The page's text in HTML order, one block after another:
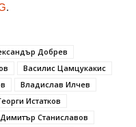
.
Добрев
Василис Цамцукакис
Владислав Илчев
Истатков
Димитър Станиславов